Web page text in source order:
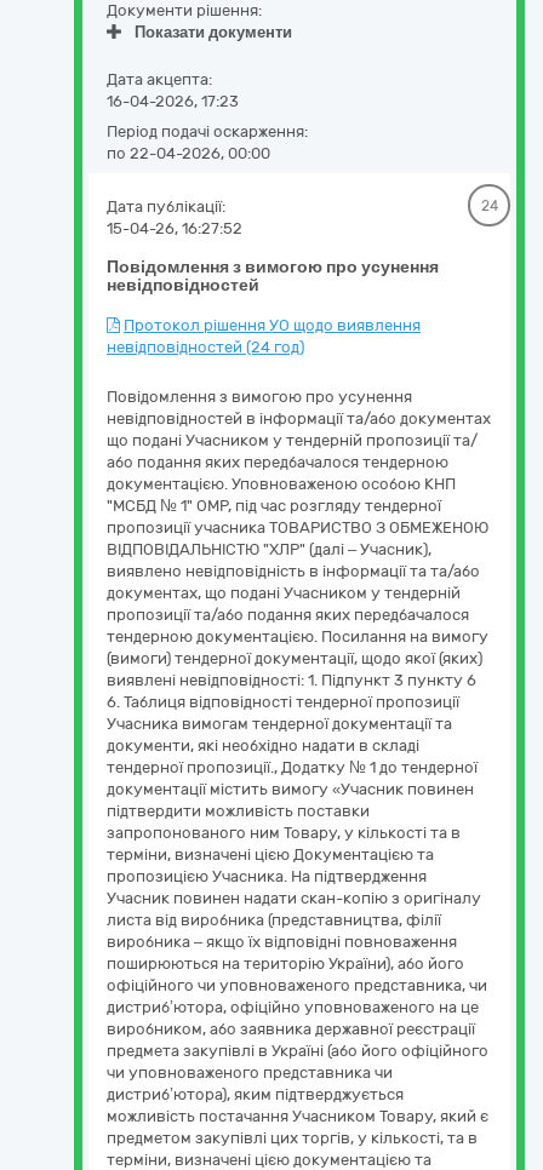
Документи рішення:
Показати документи
Дата акцепта:
16-04-2026, 17:23
Період подачі оскарження:
по 22-04-2026, 00:00
Повідомлення з вимогою про усунення
невідповідностей
Дата публікації:
15-04-26, 16:27:52
24
Протокол рішення УО щодо виявлення
невідповідностей (24 год)
Повідомлення з вимогою про усунення
невідповідностей в інформації та/або документах
що подані Учасником у тендерній пропозиції та/
або подання яких передбачалося тендерною
документацією. Уповноваженою особою КНП
"МСБД № 1" ОМР, під час розгляду тендерної
пропозиції учасника ТОВАРИСТВО З ОБМЕЖЕНОЮ
ВІДПОВІДАЛЬНІСТЮ "ХЛР" (далі – Учасник),
виявлено невідповідність в інформації та та/або
документах, що подані Учасником у тендерній
пропозиції та/або подання яких передбачалося
тендерною документацією. Посилання на вимогу
(вимоги) тендерної документації, щодо якої (яких)
виявлені невідповідності: 1. Підпункт 3 пункту 6
6. Таблиця відповідності тендерної пропозиції
Учасника вимогам тендерної документації та
документи, які необхідно надати в складі
тендерної пропозиції., Додатку № 1 до тендерної
документації містить вимогу «Учасник повинен
підтвердити можливість поставки
запропонованого ним Товару, у кількості та в
терміни, визначені цією Документацією та
пропозицією Учасника. На підтвердження
Учасник повинен надати скан-копію з оригіналу
листа від виробника (представництва, філії
виробника – якщо їх відповідні повноваження
поширюються на територію України), або його
офіційного чи уповноваженого представника, чи
дистриб’ютора, офіційно уповноваженого на це
виробником, або заявника державної реєстрації
предмета закупівлі в Україні (або його офіційного
чи уповноваженого представника чи
дистриб’ютора), яким підтверджується
можливість постачання Учасником Товару, який є
предметом закупівлі цих торгів, у кількості, та в
терміни, визначені цією документацією та